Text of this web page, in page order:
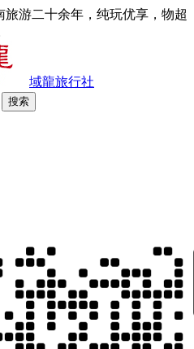
游二十余年，纯玩优享，物超
域龍旅行社
搜索